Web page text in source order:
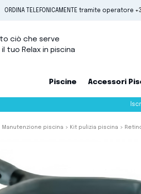
ORDINA TELEFONICAMENTE tramite operatore
ciò che serve
il tuo Relax in piscina
Piscine Accessori
Manutenzione piscina Kit pulizia piscina